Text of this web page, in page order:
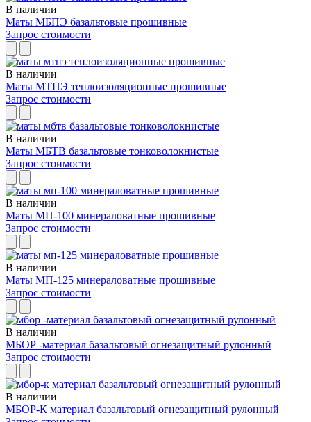
В наличии
Маты МБПЭ базальтовые прошивные
Запрос стоимости
В наличии
Маты МТПЭ теплоизоляционные прошивные
Запрос стоимости
В наличии
Маты МБТВ базальтовые тонковолокнистые
Запрос стоимости
В наличии
Маты МП-100 минераловатные прошивные
Запрос стоимости
В наличии
Маты МП-125 минераловатные прошивные
Запрос стоимости
В наличии
МБОР -материал базальтовый огнезащитный рулонный
Запрос стоимости
В наличии
МБОР-К материал базальтовый огнезащитный рулонный